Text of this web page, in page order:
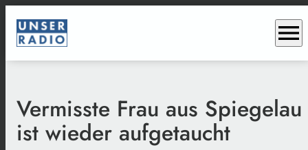
menu
Vermisste Frau aus Spiegelau
ist wieder aufgetaucht